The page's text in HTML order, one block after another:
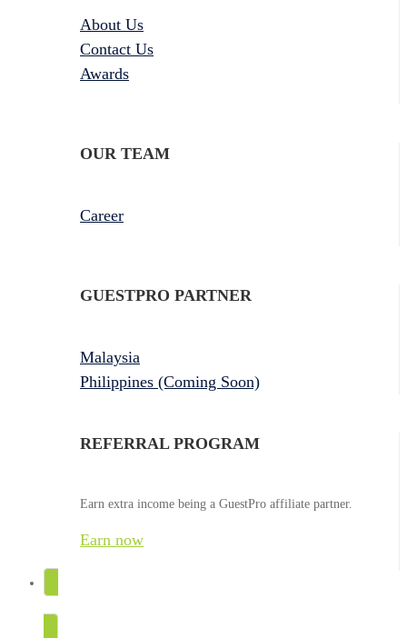
About Us
Contact Us
Awards
OUR TEAM
Career
GUESTPRO PARTNER
Malaysia
Philippines (Coming Soon)
REFERRAL PROGRAM
Earn extra income being a GuestPro affiliate partner.
Earn now